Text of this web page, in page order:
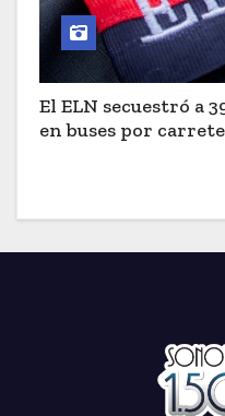
El ELN secuestró a
en buses por